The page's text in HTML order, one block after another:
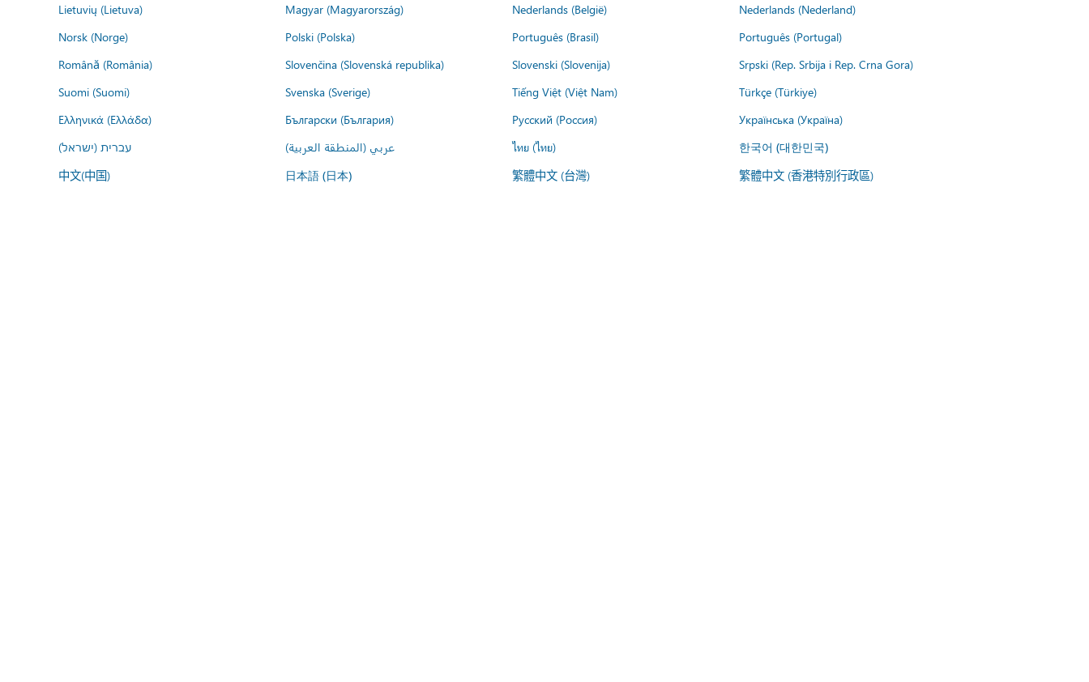
Lietuvių (Lietuva)
Magyar (Magyarország) Nederlands (België)
Nederlands (Nederland)
Norsk (Norge)
Polski (Polska) Português (Brasil)
Português (Portugal)
Română (România)
Slovenčina (Slovenská republika) Slovenski (Slovenija)
Srpski (Rep. Srbija i Rep. Crna Gora)
Suomi (Suomi)
Svenska (Sverige) Tiếng Việt (Việt Nam)
Türkçe (Türkiye)
Ελληνικά (Ελλάδα)
Български (България) Русский (Россия)
Українська (Україна)
עברית (ישראל)
عربي (المنطقة العربية) ไทย (ไทย) 한국어 (대한민국)
中文(中国) 日本語 (日本) 繁體中文 (台灣) 繁體中文 (香港特別行政區)